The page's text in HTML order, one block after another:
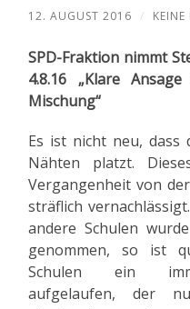
12. AUGUST 2016 /
SPD-Fraktion nimmt
4.8.16 „Klare
Mischung“
Es ist nicht neu, dass
Nähten platzt.
Vergangenheit von
sträflich
andere Schulen
genommen, so ist
Schulen ein
aufgelaufen, der